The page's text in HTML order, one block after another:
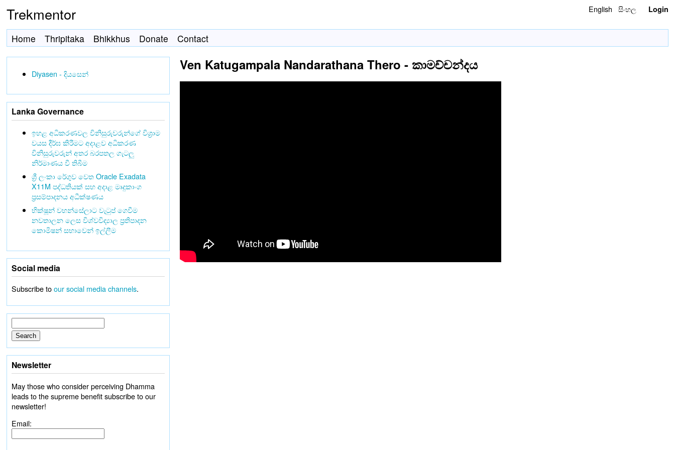
Trekmentor English සිංහල Login
Home Thripitaka Bhikkhus Donate Contact
Ven Katugampala Nandarathana Thero - කාමච්චන්දය
Diyasen - දියසෙන්
Lanka Governance
ඉහළ අධිකරණවල විනිසුරුවරුන්ගේ විශ්‍රාම
වයස දීර්ඝ කිරීමට අදාළව අධිකරණ
විනිසුරුවරුන් අතර බරපතල ගැටලු
නිර්මාණය වී තිබීම
ශ්‍රී ලංකා රේගුව වෙත Oracle Exadata
X11M පද්ධතියක් සහ අදාළ මෘදුකාංග
ප්‍රසම්පාදනය අධීක්ෂණය
භික්ෂූන් වහන්සේලාට වැටුප් ගෙවීම
නවතාලන ලෙස විශ්වවිද්‍යාල ප්‍රතිපාදන
කොමිෂන් සභාවෙන් ඉල්ලීම
Social media
Subscribe toour social media channels.
Newsletter
May those who consider perceiving Dhamma
leads to the supreme benefit subscribe to our
newsletter!
Email: